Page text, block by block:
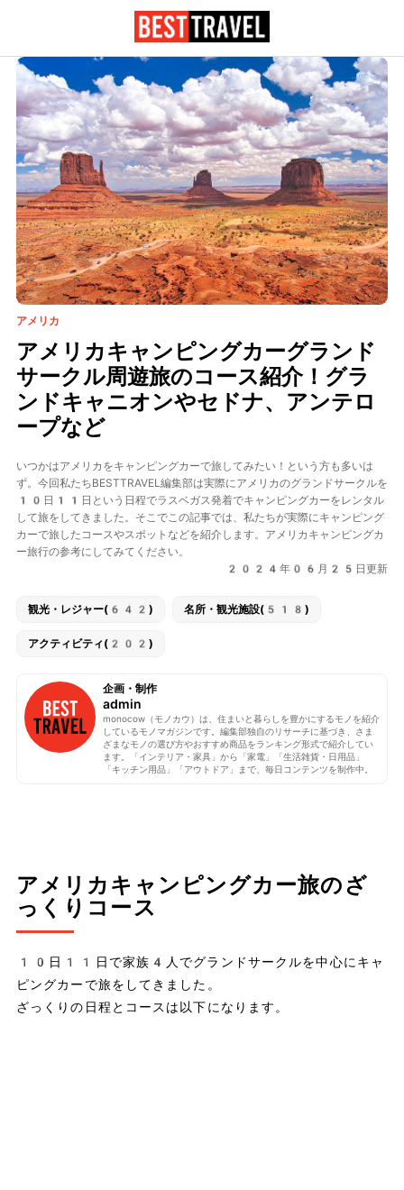
アメリカ
アメリカキャンピングカーグランド
サークル周遊旅のコース紹介！グラ
ンドキャニオンやセドナ、アンテロ
ープなど
いつかはアメリカをキャンピングカーで旅してみたい！という方も多いは
ず。今回私たちBESTTRAVEL編集部は実際にアメリカのグランドサークルを
10日11日という日程でラスベガス発着でキャンピングカーをレンタル
して旅をしてきました。そこでこの記事では、私たちが実際にキャンピング
カーで旅したコースやスポットなどを紹介します。アメリカキャンピングカ
ー旅行の参考にしてみてください。
2024年06月25日更新
観光・レジャー(642) 名所・観光施設(518)
アクティビティ(202)
企画・制作
admin
monocow（モノカウ）は、住まいと暮らしを豊かにするモノを紹介
しているモノマガジンです。編集部独自のリサーチに基づき、さま
ざまなモノの選び方やおすすめ商品をランキング形式で紹介してい
ます。「インテリア・家具」から「家電」「生活雑貨・日用品」
「キッチン用品」「アウトドア」まで、毎日コンテンツを制作中。
アメリカキャンピングカー旅のざ
っくりコース
10日11日で家族4人でグランドサークルを中心にキャ
ピングカーで旅をしてきました。
ざっくりの日程とコースは以下になります。